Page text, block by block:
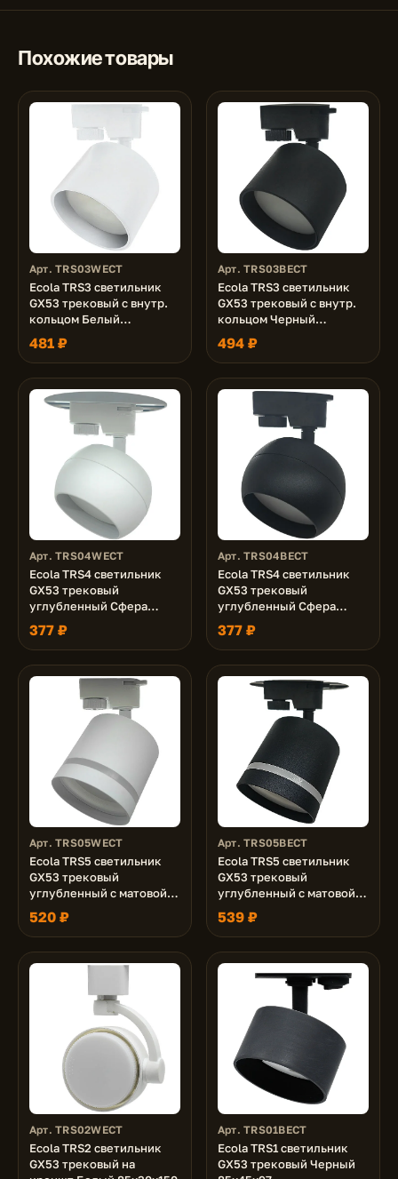
Похожие товары
Арт. TRS03WECT
Ecola TRS3 светильник
GX53 трековый c внутр.
кольцом Белый
83x60x140
481 ₽
Арт. TRS03BECT
Ecola TRS3 светильник
GX53 трековый c внутр.
кольцом Черный
83x60x140
494 ₽
Арт. TRS04WECT
Ecola TRS4 светильник
GX53 трековый
углубленный Сфера
Белый 90x53x135
377 ₽
Арт. TRS04BECT
Ecola TRS4 светильник
GX53 трековый
углубленный Сфера
Черный 90x53x135
377 ₽
Арт. TRS05WECT
Ecola TRS5 светильник
GX53 трековый
углубленный с матовой
полосой Белый
85x80x157
520 ₽
Арт. TRS05BECT
Ecola TRS5 светильник
GX53 трековый
углубленный с матовой
полосой Черный
85x80x157
539 ₽
Арт. TRS02WECT
Ecola TRS2 светильник
GX53 трековый на
Арт. TRS01BECT
Ecola TRS1 светильник
GX53 трековый Черный